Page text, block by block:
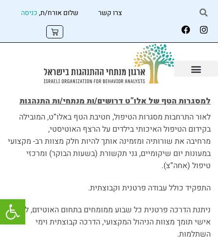
צרו קשר שלום אורח/ת,כניסה
למסגרות הטף של אלו”ט דרושים/ות מנתחי/ות התנהגות
לאור התרחבות מסגרות הטיפול, חטיבת הטף באלו”ט, המובילה
בקידום הטיפול האיכותי בילדים על הרצף האוטיסטי,
מרחיבה את שורותיה ומזמינה אותך להיות חלק מצוות רב- מקצועי
במעונות יום שיקומיים, גני תקשורת (בשעות הבוקר) ומרכזי
טיפול (אחה”צ).
התפקיד כולל עבודה פרטנית וקבוצתית.
ניתנת הדרכה פרטנית כל שבוע ממומחים בתחום האוטיזם, ליווי
אישי תומך מצוות הניהול המקצועי, הדרכה קבוצתית וימי
השתלמות.